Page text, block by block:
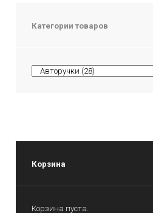
Категории товаров
Корзина
Корзина пуста.